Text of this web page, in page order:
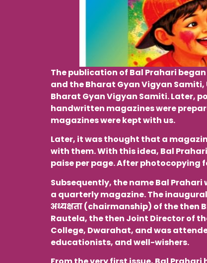
The publication of Bal Prahari
and the Bharat Gyan Vigyan
Bharat Gyan Vigyan Samiti. Later,
handwritten magazines were
magazines were kept with us.
Later, it was thought that a
with them. With this idea, Bal
paise per page. After photocopying
Subsequently, the name Bal
a quarterly magazine. The inaugural
अध्यक्षता (chairmanship) of the then
Rautela, the then Joint Director of
College, Dwarahat, and was
educationists, and well-wishers.